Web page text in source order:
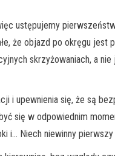
ustępujemy
że objazd po okręgu jest
skrzyżowaniach, a
i upewnienia się, że są
się w odpowiednim
i… Niech niewinny